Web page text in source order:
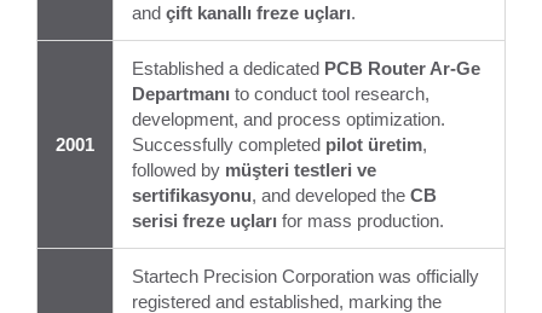
and çift kanallı freze uçları.
2001
Established a dedicated PCB Router Ar-Ge
Departmanı to conduct tool research,
development, and process optimization.
Successfully completed pilot üretim,
followed by müşteri testleri ve
sertifikasyonu, and developed the CB
serisi freze uçları for mass production.
Startech Precision Corporation was officially
registered and established, marking the